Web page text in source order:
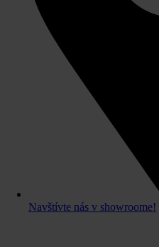
Navštívte nás v showroome!